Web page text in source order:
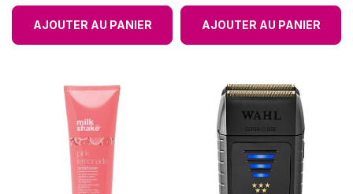
AJOUTER AU PANIER AJOUTER AU PANIER